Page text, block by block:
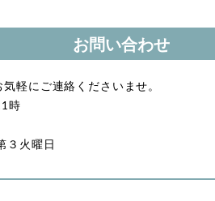
お問い合わせ
軽にご連絡くださいませ。
時
３火曜日